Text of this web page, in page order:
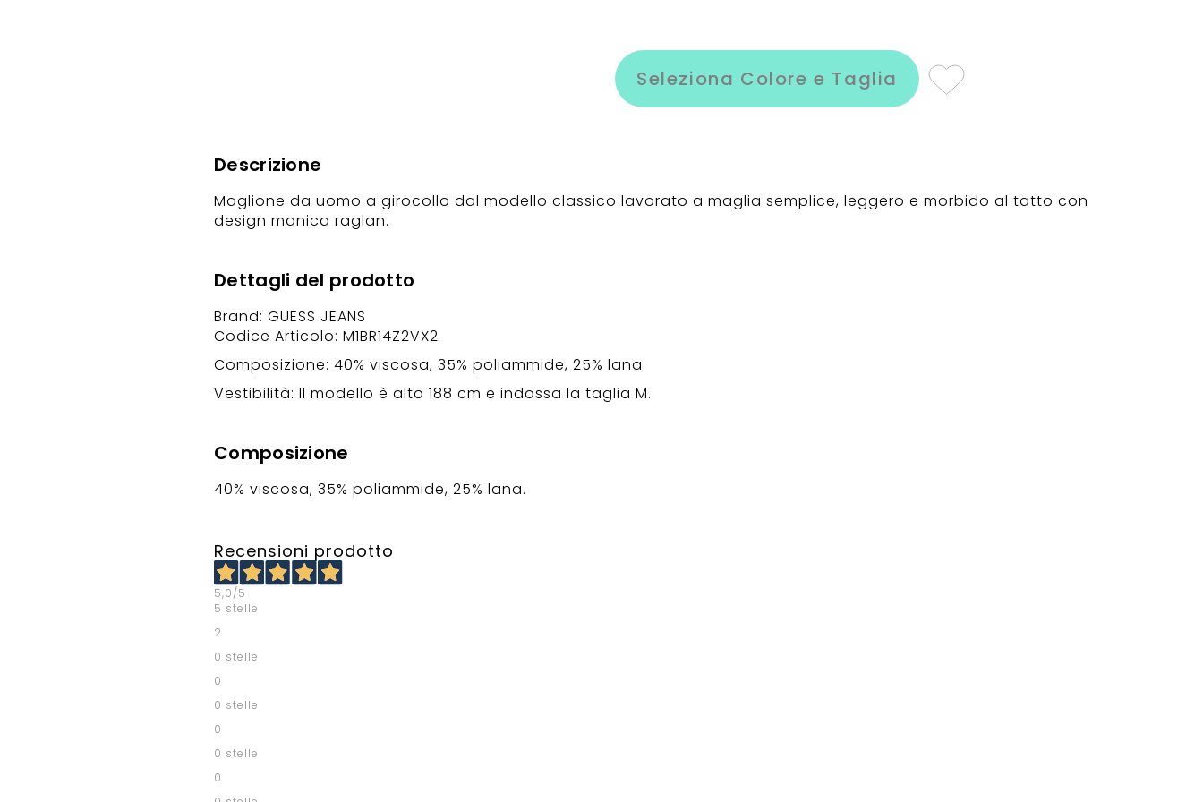
Seleziona Colore e Taglia
Descrizione
Maglione da uomo a girocollo dal modello classico lavorato a maglia semplice, leggero e morbido al tatto con
design manica raglan.
Dettagli del prodotto
Brand: GUESS JEANS
Codice Articolo: M1BR14Z2VX2
Composizione: 40% viscosa, 35% poliammide, 25% lana.
Vestibilità: Il modello è alto 188 cm e indossa la taglia M.
Composizione
40% viscosa, 35% poliammide, 25% lana.
Recensioni prodotto
5,0/5
5 stelle
2
0 stelle
0
0 stelle
0
0 stelle
0